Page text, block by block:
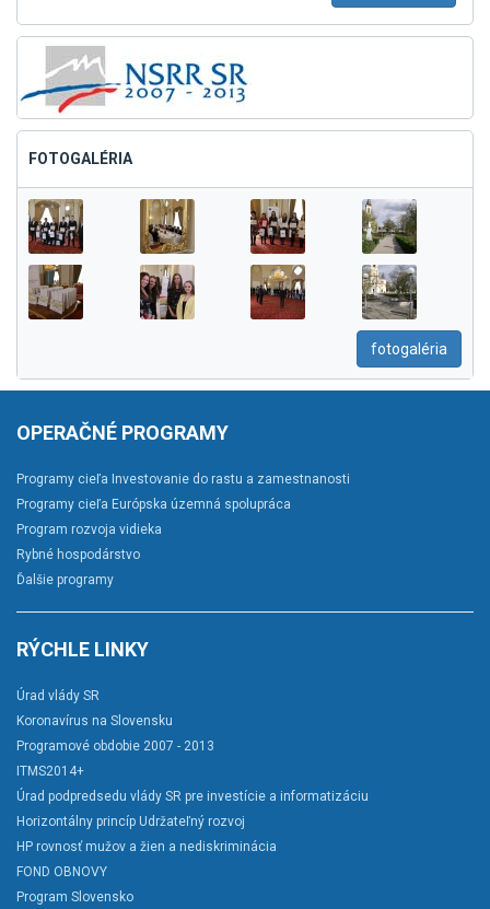
FOTOGALÉRIA
fotogaléria
OPERAČNÉ PROGRAMY
Programy cieľa Investovanie do rastu a zamestnanosti
Programy cieľa Európska územná spolupráca
Program rozvoja vidieka
Rybné hospodárstvo
Ďalšie programy
RÝCHLE LINKY
Úrad vlády SR
Koronavírus na Slovensku
Programové obdobie 2007 - 2013
ITMS2014+
Úrad podpredsedu vlády SR pre investície a informatizáciu
Horizontálny princíp Udržateľný rozvoj
HP rovnosť mužov a žien a nediskriminácia
FOND OBNOVY
Program Slovensko